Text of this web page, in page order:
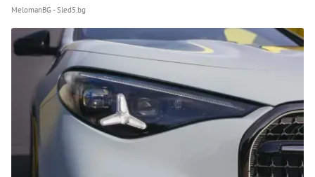
MelomanBG - Sled5.bg